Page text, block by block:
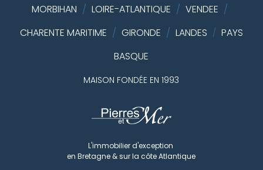
MORBIHAN / LOIRE-ATLANTIQUE / VENDEE /
CHARENTE MARITIME / GIRONDE / LANDES / PAYS
BASQUE
MAISON FONDÉE EN 1993
L'immobilier d'exception
en Bretagne & sur la côte Atlantique